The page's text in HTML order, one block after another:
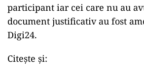
participant iar cei care nu au
document justificativ au fost
Digi24.
Citește și: